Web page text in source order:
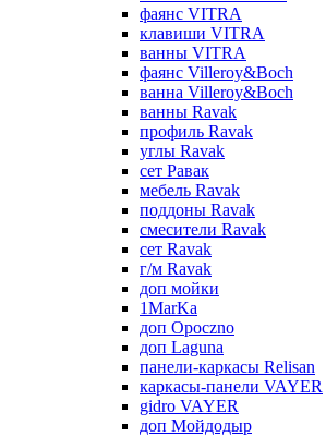
фаянс VITRA
клавиши VITRA
ванны VITRA
фаянс Villeroy&Boch
ванна Villeroy&Boch
ванны Ravak
профиль Ravak
углы Ravak
сет Равак
мебель Ravak
поддоны Ravak
смесители Ravak
сет Ravak
г/м Ravak
доп мойки
1MarKa
доп Opoczno
доп Laguna
панели-каркасы Relisan
каркасы-панели VAYER
gidro VAYER
доп Мойдодыр